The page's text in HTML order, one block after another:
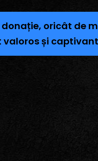
oricât de
și